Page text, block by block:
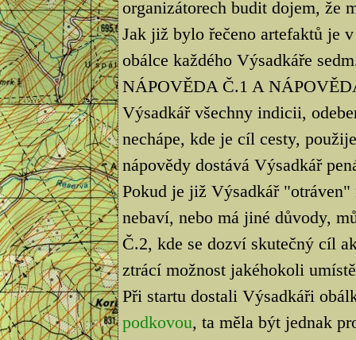
organizátorech budit dojem, že
Jak již bylo řečeno artefaktů je
obálce každého Výsadkáře
NÁPOVĚDA Č.1 A
Výsadkář všechny indicii,
nechápe, kde je cíl cesty,
nápovědy dostává Výsadkář
Pokud je již Výsadkář "otráven"
nebaví, nebo má jiné důvody,
Č.2, kde se dozví skutečný cíl
ztrácí možnost jakéhokoli
Při startu dostali Výsadkáři
podkovou, ta měla být jednak